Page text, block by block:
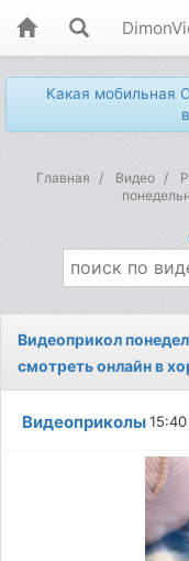
Какая мобильная
Главная Видео
Видеоприкол
смотреть онлайн в
Видеоприколы